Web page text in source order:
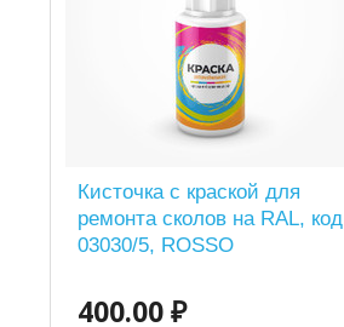
Кисточка с краской для
ремонта сколов на RAL, код
03030/5, ROSSO
400.00 ₽